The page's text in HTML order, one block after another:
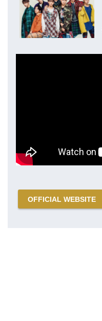
OFFICIAL WEBSITE